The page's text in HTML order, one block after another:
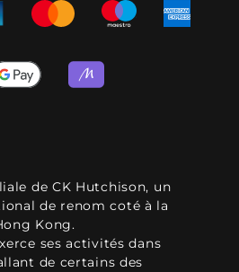
de CK Hutchison, un
de renom coté à la
Kong.
ses activités dans
de certains des